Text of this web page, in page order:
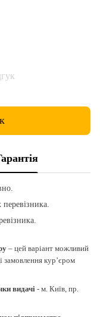
– цей варіант можливий
замовлення кур’єром
видачі - м. Київ, пр.